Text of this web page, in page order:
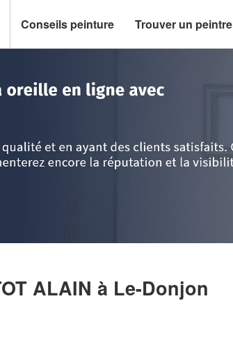
Conseils peinture Trouver un peintre
ALAIN à Le-Donjon